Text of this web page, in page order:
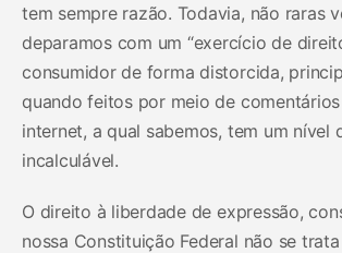
tem sempre razão. Todavia, não raras
deparamos com um “exercício de
consumidor de forma distorcida,
quando feitos por meio de
internet, a qual sabemos, tem um nível
incalculável.
O direito à liberdade de expressão,
nossa Constituição Federal não se